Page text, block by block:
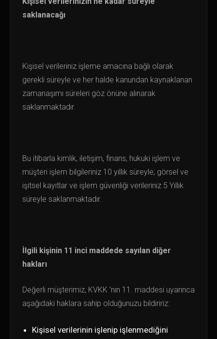
saklanacağı
Kişisel verileriniz işleme amacına bağlı olarak
gerekli süreyle ve her halde kanundan kaynaklanan
zamanaşımı süreleri göz önüne alınarak
saklanmaktadır.
Bu itibarla kimlik, iletişim, finans, hukuki işlem ve
müşteri işlem bilgileriniz 10 yıllık süreyle; görsel ve
işitsel kayıtlar ve işlem güvenliği verileriniz 5 Yıllık
süreyle saklanmaktadır.
İlgili kişinin 11 inci maddede sayılan diğer
hakları
Değerli müşterimiz, KVKK ’nın 11. maddesi uyarınca
aşağıdaki haklara sahip olduğunuzu bildiririz:
Kişisel verilerinin işlenip işlenmediğini